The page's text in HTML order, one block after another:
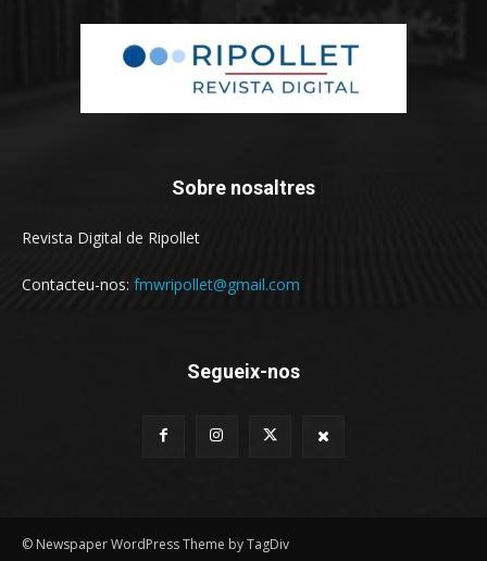
Sobre nosaltres
Revista Digital de Ripollet
Contacteu-nos: fmwripollet@gmail.com
Segueix-nos
© Newspaper WordPress Theme by TagDiv